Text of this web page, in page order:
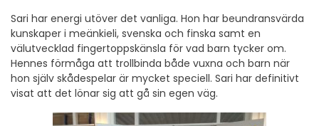
Sari har energi utöver det vanliga. Hon har beundransvärda
kunskaper i meänkieli, svenska och finska samt en
välutvecklad fingertoppskänsla för vad barn tycker om.
Hennes förmåga att trollbinda både vuxna och barn när
hon själv skådespelar är mycket speciell. Sari har definitivt
visat att det lönar sig att gå sin egen väg.